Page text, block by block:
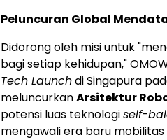
Peluncuran Global
Didorong oleh misi untuk
bagi setiap kehidupan,"
Tech Launchdi Singapura
meluncurkanArsitektur
potensi luas teknologiself-
mengawali era baru